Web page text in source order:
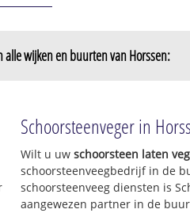
alle wijken en buurten van Horssen:
Schoorsteenveger in
Wilt u uw schoorsteen laten
schoorsteenveegbedrijf in de
schoorsteenveeg diensten is
aangewezen partner in de